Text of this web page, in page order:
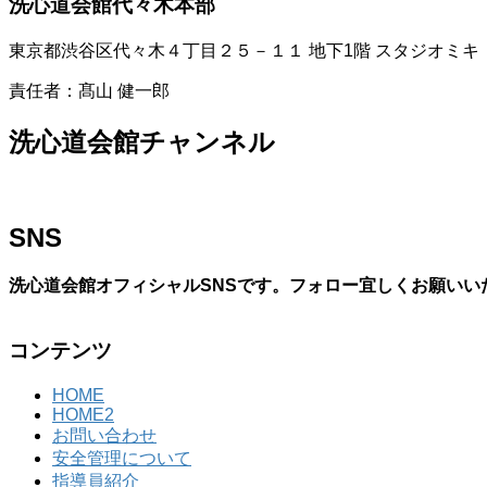
洗心道会館代々木本部
東京都渋谷区代々木４丁目２５－１１ 地下1階 スタジオミキ
責任者：髙山 健一郎
洗心道会館チャンネル
SNS
洗心道会館オフィシャルSNSです。フォロー宜しくお願いい
コンテンツ
HOME
HOME2
お問い合わせ
安全管理について
指導員紹介